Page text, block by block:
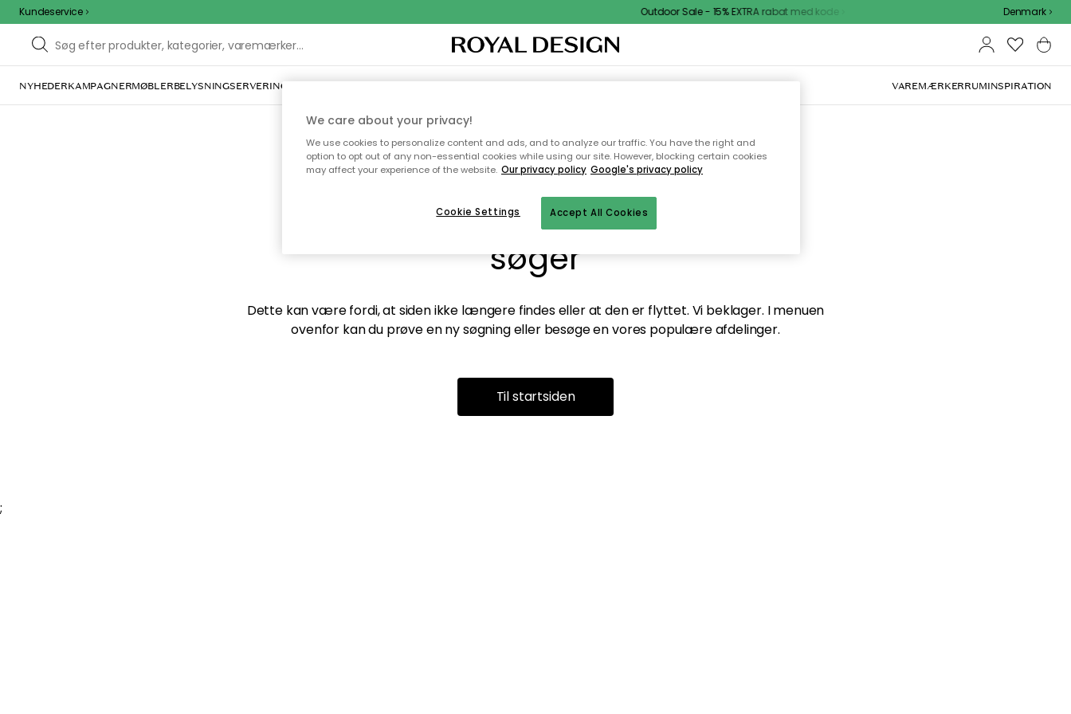
Kundeservice Outdoor Sale - 15% EXTRA rabat med kode Denmark
NYHEDERKAMPAGNERMØBLERBELYSNINGSERVERING INDRETNINGTEKSTIL & TÆPPERKØKKENETOPBEVARINGHAVEMØBLER VAREMÆRKERRUMINSPIRATION
Vi fandt desværre ikke siden du
søger
Dette kan være fordi, at siden ikke længere findes eller at den er flyttet. Vi beklager. I menuen
ovenfor kan du prøve en ny søgning eller besøge en vores populære afdelinger.
Til startsiden
;
We care about your privacy!
We use cookies to personalize content and ads, and to analyze our traffic. You have the right and
option to opt out of any non-essential cookies while using our site. However, blocking certain cookies
may affect your experience of the website. Our privacy policy Google's privacy policy
Accept All Cookies
Cookie Settings